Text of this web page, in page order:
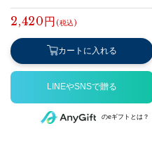
2,420円
カートに入れる
のeギフトとは？